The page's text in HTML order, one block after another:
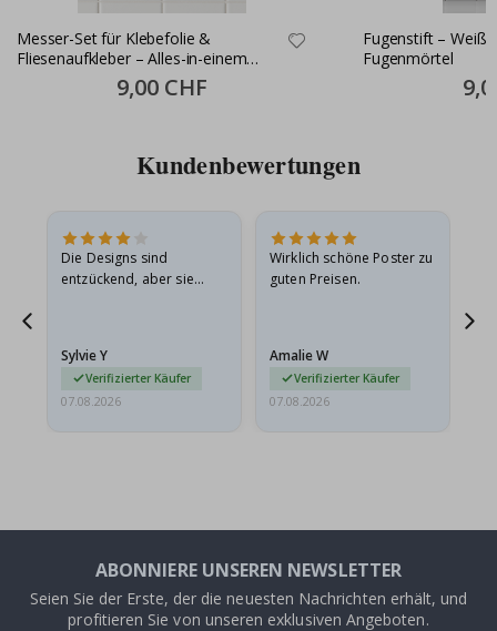
Messer-Set für Klebefolie &
Fliesenaufkleber – Alles-in-einem
Special
Price
9,00 CHF
Fugenstift –
Fugenmörtel
Price
Kundenbewertungen
Die Designs sind
entzückend, aber sie
sie…
Sylvie Y
Verifizierter Käufer
07.08.2026
Wirklich schöne Poster zu
guten Preisen.
Amalie W
Verifizierter Käufer
07.08.2026
ABONNIERE UNSEREN NEWSLETTER
Seien Sie der Erste, der die neuesten Nachrichten erhält, und
profitieren Sie von unseren exklusiven Angeboten.